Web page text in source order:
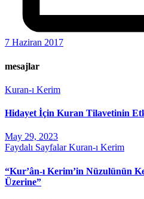
7 Haziran 2017
mesajlar
Kuran-ı Kerim
Hidayet İçin Kuran Tilavetinin
May 29, 2023
Faydalı SayfalarKuran-ı Kerim
“Kur’ân-ı Kerim’in Nüzulünün
Üzerine”